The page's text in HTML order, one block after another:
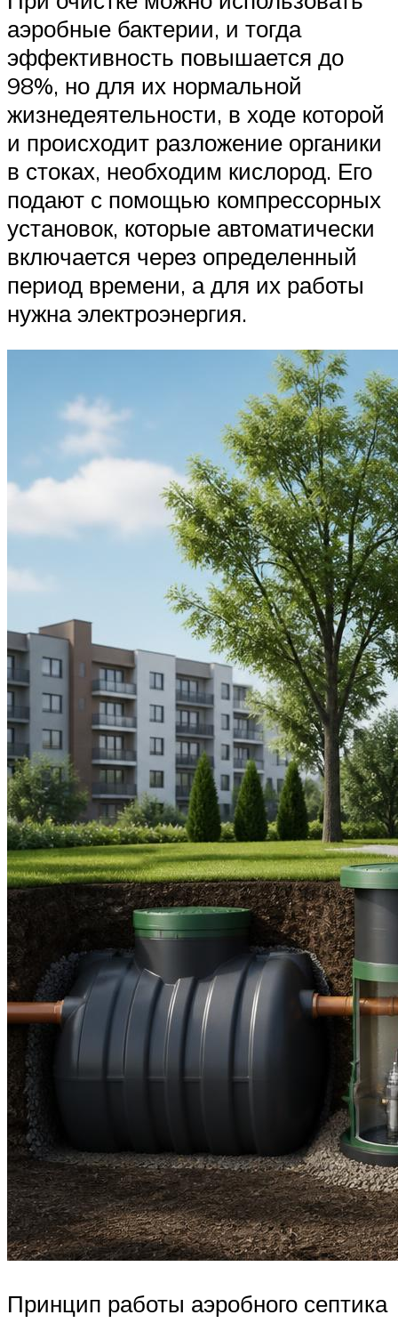
аэробные бактерии, и тогда
эффективность повышается до
98%, но для их нормальной
жизнедеятельности, в ходе которой
и происходит разложение органики
в стоках, необходим кислород. Его
подают с помощью компрессорных
установок, которые автоматически
включается через определенный
период времени, а для их работы
нужна электроэнергия.
Принцип работы аэробного септика